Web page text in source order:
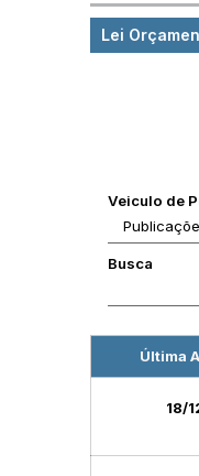
Lei
Veiculo de
Busca
Última
18/